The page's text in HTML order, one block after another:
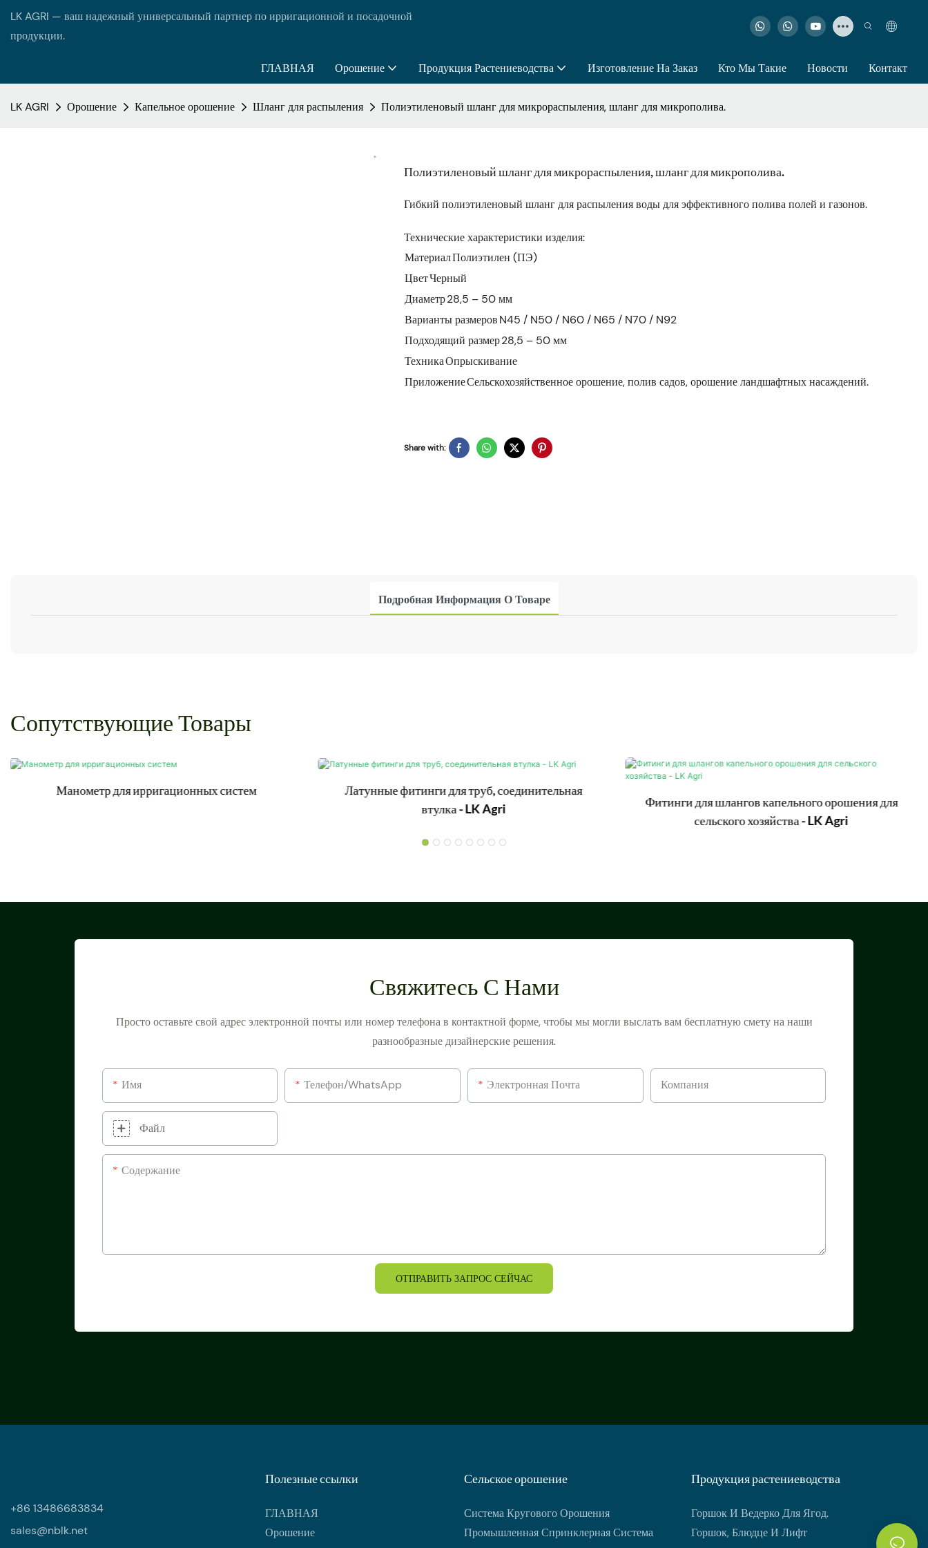
LK AGRI — ваш надежный универсальный партнер по ирригационной и посадочной
продукции.
ГЛАВНАЯ Орошение Продукция Растениеводства Изготовление На Заказ Кто Мы Такие Новости Контакт
LK AGRI Орошение Капельное орошение Шланг для распыления Полиэтиленовый шланг для микрораспыления, шланг для микрополива.
Полиэтиленовый шланг для микрораспыления, шланг для микрополива.
Гибкий полиэтиленовый шланг для распыления воды для эффективного полива полей и газонов.
Технические характеристики изделия:
МатериалПолиэтилен (ПЭ)
ЦветЧерный
Диаметр28,5 – 50 мм
Варианты размеровN45 / N50 / N60 / N65 / N70 / N92
Подходящий размер28,5 – 50 мм
ТехникаОпрыскивание
ПриложениеСельскохозяйственное орошение, полив садов, орошение ландшафтных насаждений.
Share with:
Подробная Информация О Товаре
Сопутствующие Товары
Манометр для ирригационных систем
Латунные фитинги для труб, соединительная
втулка - LK Agri
Фитинги для шлангов капельного орошения для
сельского хозяйства - LK Agri
Свяжитесь С Нами
Просто оставьте свой адрес электронной почты или номер телефона в контактной форме, чтобы мы могли выслать вам бесплатную смету на наши
разнообразные дизайнерские решения.
Имя Телефон/WhatsApp Электронная Почта Компания
Файл
Содержание
ОТПРАВИТЬ ЗАПРОС СЕЙЧАС
+86 13486683834
sales@nblk.net
Полезные ссылки
ГЛАВНАЯ
Орошение
Сельское орошение
Система Кругового Орошения
Промышленная Спринклерная Система
Продукция растениеводства
Горшок И Ведерко Для Ягод.
Горшок, Блюдце И Лифт